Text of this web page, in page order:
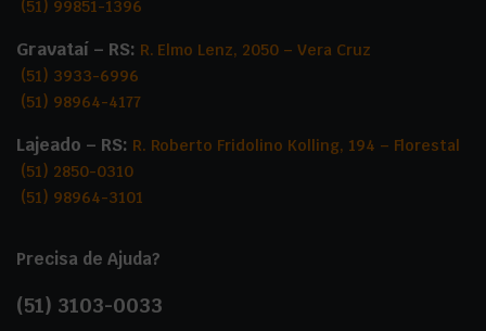
(51) 99851-1396
Gravataí – RS: R. Elmo Lenz, 2050 – Vera Cruz
(51) 3933-6996
(51) 98964-4177
Lajeado – RS: R. Roberto Fridolino Kolling, 194 – Florestal
(51) 2850-0310
(51) 98964-3101
Precisa de Ajuda?
(51) 3103-0033